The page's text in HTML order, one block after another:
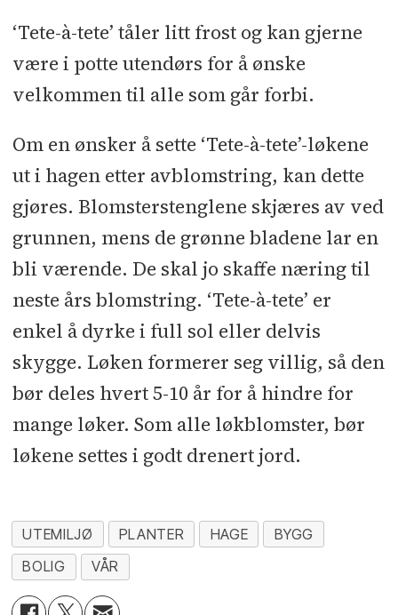
‘Tete-à-tete’ tåler litt frost og kan gjerne
være i potte utendørs for å ønske
velkommen til alle som går forbi.
Om en ønsker å sette ‘Tete-à-tete’-løkene
ut i hagen etter avblomstring, kan dette
gjøres. Blomsterstenglene skjæres av ved
grunnen, mens de grønne bladene lar en
bli værende. De skal jo skaffe næring til
neste års blomstring. ‘Tete-à-tete’ er
enkel å dyrke i full sol eller delvis
skygge. Løken formerer seg villig, så den
bør deles hvert 5-10 år for å hindre for
mange løker. Som alle løkblomster, bør
løkene settes i godt drenert jord.
UTEMILJØ PLANTER HAGE
BYGG
BOLIG
VÅR